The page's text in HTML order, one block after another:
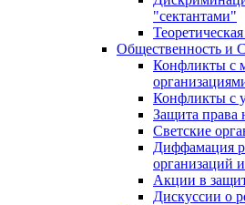
"сектантами"
Общественность и
Конфликты с
Конфликты с
Защита права
Светские
Диффамация
организаций
Акции в
Дискуссии о